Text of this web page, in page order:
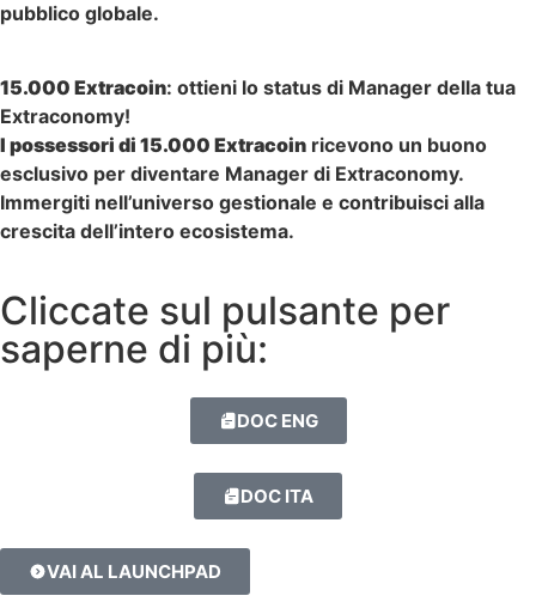
pubblico globale.
15.000 Extracoin: ottieni lo status di Manager della tua
Extraconomy!
I possessori di 15.000 Extracoin ricevono un buono
esclusivo per diventare Manager di Extraconomy.
Immergiti nell’universo gestionale e contribuisci alla
crescita dell’intero ecosistema.
Cliccate sul pulsante per
saperne di più:
DOC ENG
DOC ITA
VAI AL LAUNCHPAD